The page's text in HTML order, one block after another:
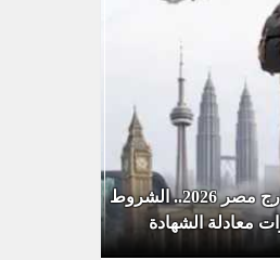
استكمال الدراسة خارج مصر 2026.. الشروط
معادلة الشهادة